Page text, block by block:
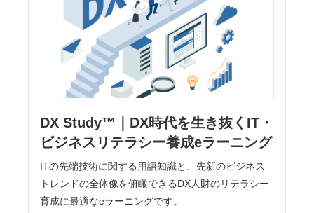
DX Study™｜DX時代を生き抜くIT・
ビジネスリテラシー養成eラーニング
ITの先端技術に関する用語知識と、先新のビジネス
トレンドの全体像を俯瞰できるDX人財のリテラシー
育成に最適なeラーニングです。